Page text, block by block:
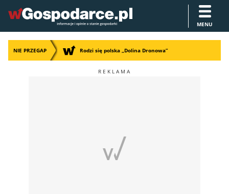
MENU
NIE PRZEGAP Rodzi się polska „Dolina Dronowa”